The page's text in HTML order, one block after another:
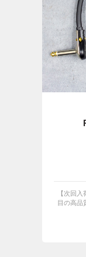
【次回
目の高品